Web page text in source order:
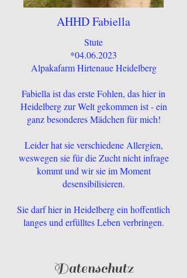
AHHD Fabiella
Stute
*04.06.2023
Alpakafarm Hirtenaue Heidelberg
Fabiella ist das erste Fohlen, das hier in
Heidelberg zur Welt gekommen ist - ein
ganz besonderes Mädchen für mich!
Leider hat sie verschiedene Allergien,
weswegen sie für die Zucht nicht infrage
kommt und wir sie im Moment
desensibilisieren.
Sie darf hier in Heidelberg ein hoffentlich
langes und erfülltes Leben verbringen.
Datenschutz